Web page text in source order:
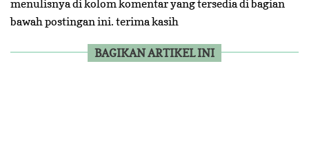
menulisnya di kolom komentar yang tersedia di bagian
bawah postingan ini. terima kasih
BAGIKAN ARTIKEL INI